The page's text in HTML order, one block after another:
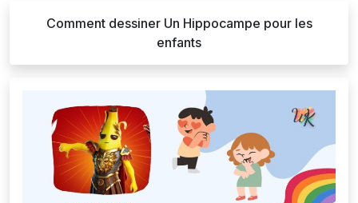
Comment dessiner Un Hippocampe pour les
enfants